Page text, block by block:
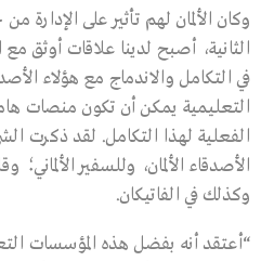
وكان الألمان لهم تأثير على الإدارة
الثانية، أصبح لدينا علاقات أوثق مع
في التكامل والاندماج مع هؤلاء
التعليمية يمكن أن تكون منصات
الفعلية لهذا التكامل. لقد ذكرت
الأصدقاء الألمان، وللسفير
وكذلك في الفاتيكان.
“أعتقد أنه بفضل هذه المؤسسات